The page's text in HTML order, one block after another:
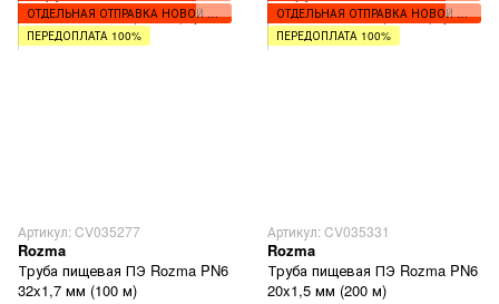
ОТДЕЛЬНАЯ ОТПРАВКА НОВОЙ ПОЧТОЙ
ПЕРЕДОПЛАТА 100%
Артикул: CV035277
Rozma
Труба пищевая ПЭ Rozma PN6
32x1,7 мм (100 м)
ОТДЕЛЬНАЯ ОТПРАВКА НОВОЙ ПОЧТОЙ
ПЕРЕДОПЛАТА 100%
Артикул: CV035331
Rozma
Труба пищевая ПЭ Rozma PN6
20x1,5 мм (200 м)